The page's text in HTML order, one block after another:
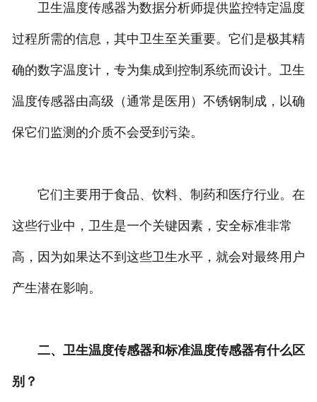
卫生温度传感器为数据分析师提供监控特定温度
过程所需的信息，其中卫生至关重要。它们是极其精
确的数字温度计，专为集成到控制系统而设计。卫生
温度传感器由高级（通常是医用）不锈钢制成，以确
保它们监测的介质不会受到污染。
它们主要用于食品、饮料、制药和医疗行业。在
这些行业中，卫生是一个关键因素，安全标准非常
高，因为如果达不到这些卫生水平，就会对最终用户
产生潜在影响。
二、卫生温度传感器和标准温度传感器有什么区
别？